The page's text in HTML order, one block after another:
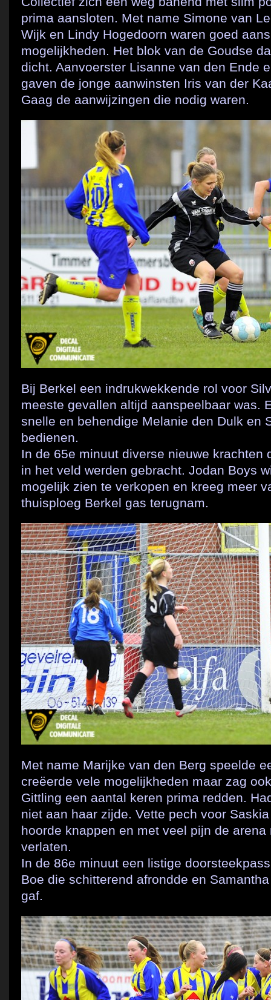
prima aansloten. Met name Simone van
Wijk en Lindy Hogedoorn waren goed
mogelijkheden. Het blok van de Goudse
dicht. Aanvoerster Lisanne van den Ende
gaven de jonge aanwinsten Iris van der
Gaag de aanwijzingen die nodig waren.
Bij Berkel een indrukwekkende rol voor
meeste gevallen altijd aanspeelbaar was.
snelle en behendige Melanie den Dulk en
bedienen.
In de 65e minuut diverse nieuwe krachten
in het veld werden gebracht. Jodan Boys
mogelijk zien te verkopen en kreeg meer
thuisploeg Berkel gas terugnam.
Met name Marijke van den Berg speelde
creëerde vele mogelijkheden maar zag
Gittling een aantal keren prima redden.
niet aan haar zijde. Vette pech voor
hoorde knappen en met veel pijn de
verlaten.
In de 86e minuut een listige
Boe die schitterend afrondde en
gaf.